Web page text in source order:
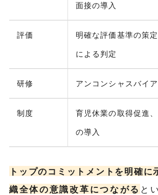
面接の導入
評価 明確な評価基準の策
による判定
研修 アンコンシャスバイ
制度 育児休業の取得促進
の導入
トップのコミットメントを明確に
織全体の意識改革につながる と